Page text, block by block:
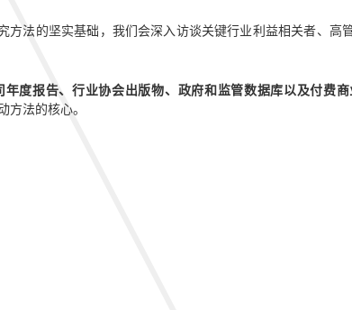
法的坚实基础，我们会深入访谈关键行业利益相关者、高
年度报告、行业协会出版物、政府和监管数据库以及付费
法的核心。